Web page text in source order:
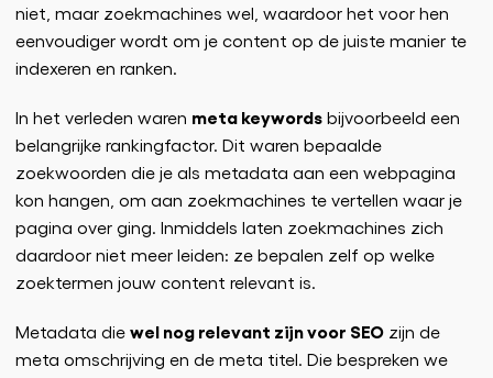
niet, maar zoekmachines wel, waardoor het voor hen
eenvoudiger wordt om je content op de juiste manier te
indexeren en ranken.
In het verleden waren meta keywords bijvoorbeeld een
belangrijke rankingfactor. Dit waren bepaalde
zoekwoorden die je als metadata aan een webpagina
kon hangen, om aan zoekmachines te vertellen waar je
pagina over ging. Inmiddels laten zoekmachines zich
daardoor niet meer leiden: ze bepalen zelf op welke
zoektermen jouw content relevant is.
Metadata die wel nog relevant zijn voor SEO zijn de
meta omschrijving en de meta titel. Die bespreken we